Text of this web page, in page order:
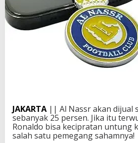
JAKARTA || Al Nassr akan dijual
sebanyak 25 persen. Jika itu
Ronaldo bisa kecipratan untung
salah satu pemegang sahamnya!